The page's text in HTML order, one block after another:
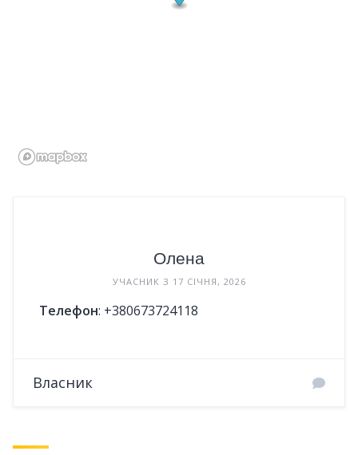
Олена
УЧАСНИК З 17 СІЧНЯ, 2026
Телефон: +380673724118
Власник